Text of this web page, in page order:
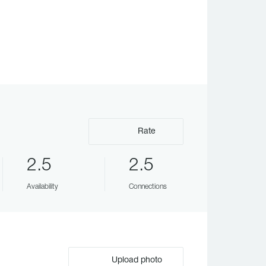
Rate
2.5
Availability
2.5
Connections
Upload photo